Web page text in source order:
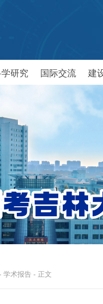
研究 国际交流 建
学术报告 - 正文